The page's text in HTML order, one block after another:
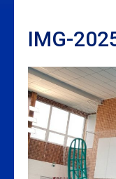
IMG-